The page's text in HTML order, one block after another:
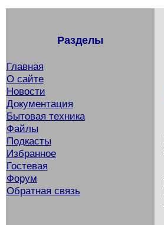
Разделы
Главная
О сайте
Новости
Документация
Бытовая техника
Файлы
Подкасты
Избранное
Гостевая
Форум
Обратная связь